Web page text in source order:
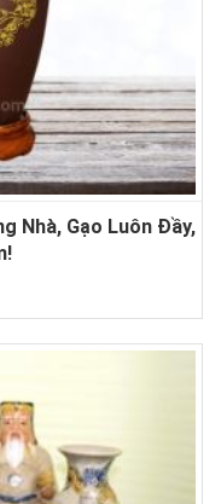
Nhà, Gạo Luôn Đầy,